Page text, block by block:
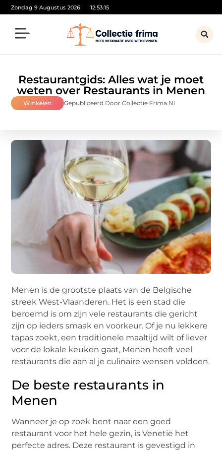
Zondag 9 Augustus 2026 12:53:17
Restaurantgids: Alles wat je moet
weten over Restaurants in Menen
Winkelen Gepubliceerd Door Collectie Frima.nl
Menen is de grootste plaats van de Belgische
streek West-Vlaanderen. Het is een stad die
beroemd is om zijn vele restaurants die gericht
zijn op ieders smaak en voorkeur. Of je nu lekkere
tapas zoekt, een traditionele maaltijd wilt of liever
voor de lokale keuken gaat, Menen heeft veel
restaurants die aan al je culinaire wensen voldoen.
De beste restaurants in
Menen
Wanneer je op zoek bent naar een goed
restaurant voor het hele gezin, is Venetië het
perfecte adres. Deze restaurant is gevestigd in